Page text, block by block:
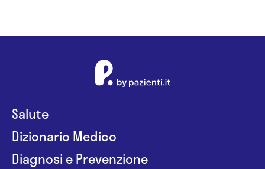
Salute
Dizionario Medico
Diagnosi e Prevenzione